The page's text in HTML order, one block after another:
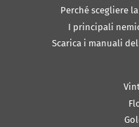
Perché scegliere
I principali
Scarica i manuali